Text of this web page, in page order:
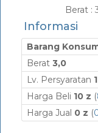
Berat :
Informasi
Barang
Berat 3,0
Lv. Persyaratan 1
Harga Beli 10 z (
Harga Jual 0 z (